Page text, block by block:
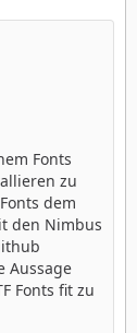
Fonts
zu
dem
den Nimbus
Aussage
Fonts fit zu